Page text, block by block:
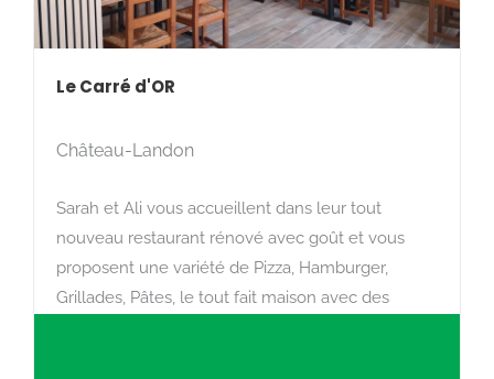
Le Carré d'OR
Château-Landon
Sarah et Ali vous accueillent dans leur tout
nouveau restaurant rénové avec goût et vous
proposent une variété de Pizza, Hamburger,
Grillades, Pâtes, le tout fait maison avec des